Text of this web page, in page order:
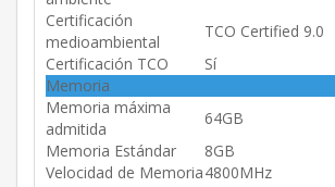
Certificación
medioambiental
TCO Certified 9.0
Certificación TCO
Sí
Memoria
Memoria máxima
admitida
64GB
Memoria Estándar
8GB
Velocidad de Memoria4800MHz